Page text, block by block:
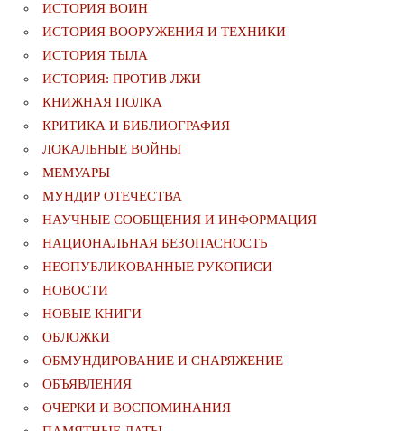
ИСТОРИЯ ВОИН
ИСТОРИЯ ВООРУЖЕНИЯ И ТЕХНИКИ
ИСТОРИЯ ТЫЛА
ИСТОРИЯ: ПРОТИВ ЛЖИ
КНИЖНАЯ ПОЛКА
КРИТИКА И БИБЛИОГРАФИЯ
ЛОКАЛЬНЫЕ ВОЙНЫ
МЕМУАРЫ
МУНДИР ОТЕЧЕСТВА
НАУЧНЫЕ СООБЩЕНИЯ И ИНФОРМАЦИЯ
НАЦИОНАЛЬНАЯ БЕЗОПАСНОСТЬ
НЕОПУБЛИКОВАННЫЕ РУКОПИСИ
НОВОСТИ
НОВЫЕ КНИГИ
ОБЛОЖКИ
ОБМУНДИРОВАНИЕ И СНАРЯЖЕНИЕ
ОБЪЯВЛЕНИЯ
ОЧЕРКИ И ВОСПОМИНАНИЯ